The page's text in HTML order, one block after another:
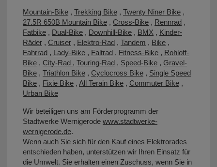
Mountain-Bike , Trekking Bike , Twenty Niner Bike ,
27.5R 650B Mountain Bike , Cross-Bike , Rennrad ,
Fatbike , Dual-Bike , Downhill-Bike , BMX , Kinder-
Räder , Cruiser , Elektro-Rad , Tandem , Bike ,
Fahrrad , Lady-Bike , Faltrad , Fitness-Bike , Rohloff-
Bike , City-Rad , Touring-Rad , Speed-Bike , Gravel-
Bike , Triathlon Bike , Cyclocross Bike , Single Speed
Bike , Fixie Bike , All Terain Bike , Commuter Bike ,
Urban Bike
Wir beteiligen uns am Förderprogramm der
Stadtwerke Wernigerode www.stadtwerke-
wernigerode.de.
Wenn auch Sie sich für den Kauf eines Elektrorades
entschieden haben, unterstützen wir Ihren Einsatz für
die Umwelt. Sie erhalten einen Zuschuss, wenn Sie in